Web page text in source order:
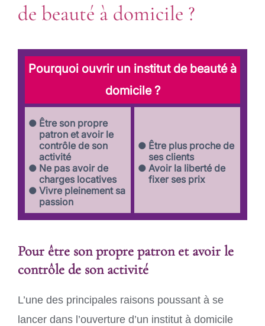
de beauté à domicile ?
Pourquoi ouvrir un institut de beauté à
domicile ?
Être son propre
patron et avoir le
contrôle de son
activité
Ne pas avoir de
charges locatives
Vivre pleinement sa
passion
Être plus proche de
ses clients
Avoir la liberté de
fixer ses prix
Pour être son propre patron et avoir le
contrôle de son activité
L’une des principales raisons poussant à se
lancer dans l’ouverture d’un institut à domicile